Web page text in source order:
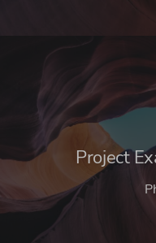
Project